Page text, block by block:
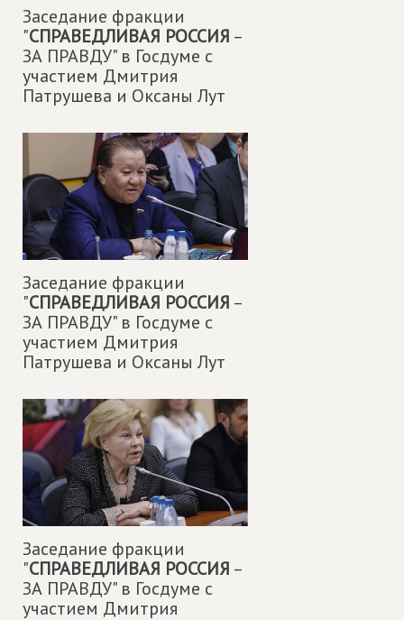
Заседание фракции
"СПРАВЕДЛИВАЯ РОССИЯ –
ЗА ПРАВДУ" в Госдуме с
участием Дмитрия
Патрушева и Оксаны Лут
Заседание фракции
"СПРАВЕДЛИВАЯ РОССИЯ –
ЗА ПРАВДУ" в Госдуме с
участием Дмитрия
Патрушева и Оксаны Лут
Заседание фракции
"СПРАВЕДЛИВАЯ РОССИЯ –
ЗА ПРАВДУ" в Госдуме с
участием Дмитрия